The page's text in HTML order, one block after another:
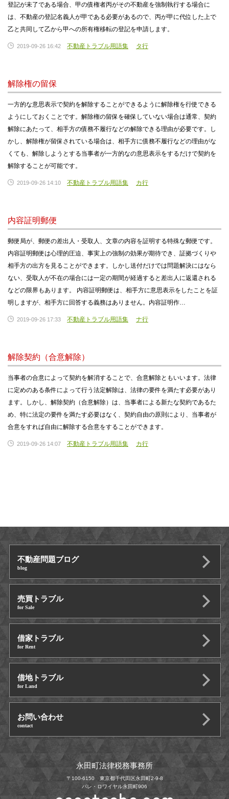
登記が未了である場合、甲の債権者丙がその不動産を強制執行する場合に
は、不動産の登記名義人が甲である必要があるので、丙が甲に代位した上で
乙と共同して乙から甲への所有権移転の登記を申請します。
2019-09-26 16:42 不動産トラブル用語集 タ行
解除権の留保
一方的な意思表示で契約を解除することができるように解除権を行使できる
ようにしておくことです。解除権の留保を確保していない場合は通常、契約
解除にあたって、相手方の債務不履行などの解除できる理由が必要です。し
かし、解除権が留保されている場合は、相手方に債務不履行などの理由がな
くても、解除しようとする当事者が一方的なの意思表示をするだけで契約を
解除することが可能です。
2019-09-26 14:10 不動産トラブル用語集 カ行
内容証明郵便
郵便局が、郵便の差出人・受取人、文章の内容を証明する特殊な郵便です。
内容証明郵便は心理的圧迫、事実上の強制の効果が期待でき、証拠づくりや
相手方の出方を見ることができます。しかし送付だけでは問題解決にはなら
ない、受取人が不在の場合には一定の期間が経過すると差出人に返還される
などの限界もあります。 内容証明郵便は、相手方に意思表示をしたことを証
明しますが、相手方に回答する義務はありません。内容証明作…
2019-09-26 17:33 不動産トラブル用語集 ナ行
解除契約（合意解除）
当事者の合意によって契約を解消することで、合意解除ともいいます。法律
に定めのある条件によって行う法定解除は、法律の要件を満たす必要があり
ます。しかし、解除契約（合意解除）は、当事者による新たな契約であるた
め、特に法定の要件を満たす必要はなく、契約自由の原則により、当事者が
合意をすれば自由に解除する合意をすることができます。
2019-09-26 14:07 不動産トラブル用語集 カ行
不動産問題ブログ
blog
売買トラブル
for Sale
借家トラブル
for Rent
借地トラブル
for Land
お問い合わせ
contact
永田町法律税務事務所
〒100-6150 東京都千代田区永田町2-9-8
パレ・ロワイヤル永田町906